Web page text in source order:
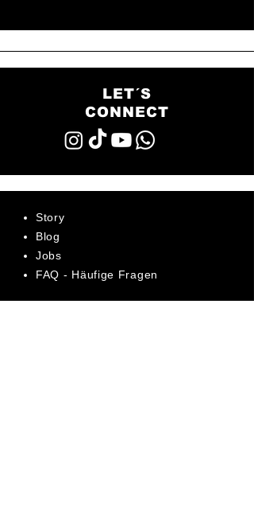
LET´S
CONNECT
Story
Blog
Jobs
FAQ - Häufige Fragen